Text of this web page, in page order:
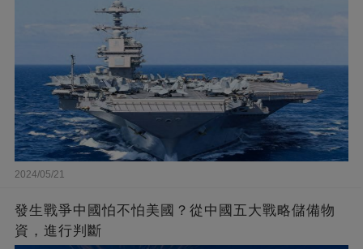
2024/05/21
發生戰爭中國怕不怕美國？從中國五大戰略儲備物
資，進行判斷